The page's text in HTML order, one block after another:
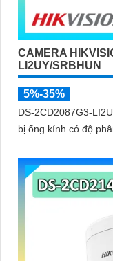
CAMERA
LI2UY/SRBHUN
5%-35%
DS-2CD2087G3-
bị ống kính có độ